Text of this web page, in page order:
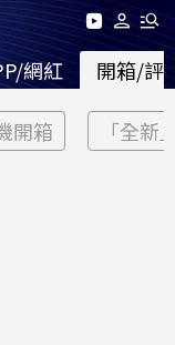
網紅 開箱/評
開箱 「全新